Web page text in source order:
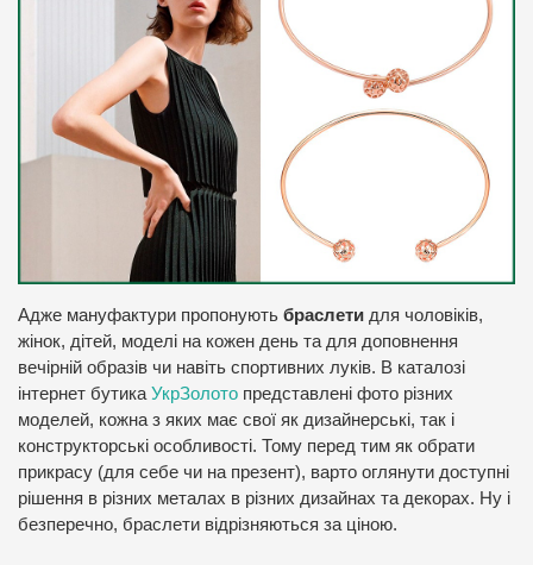
Адже мануфактури пропонують браслети для чоловіків,
жінок, дітей, моделі на кожен день та для доповнення
вечірній образів чи навіть спортивних луків. В каталозі
інтернет бутика УкрЗолото представлені фото різних
моделей, кожна з яких має свої як дизайнерські, так і
конструкторські особливості. Тому перед тим як обрати
прикрасу (для себе чи на презент), варто оглянути доступні
рішення в різних металах в різних дизайнах та декорах. Ну і
безперечно, браслети відрізняються за ціною.